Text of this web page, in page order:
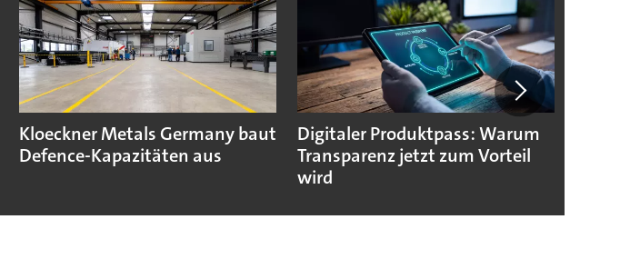
Kloeckner Metals Germany baut
Defence-Kapazitäten aus
Digitaler Produktpass: Warum
Transparenz jetzt zum Vorteil
wird